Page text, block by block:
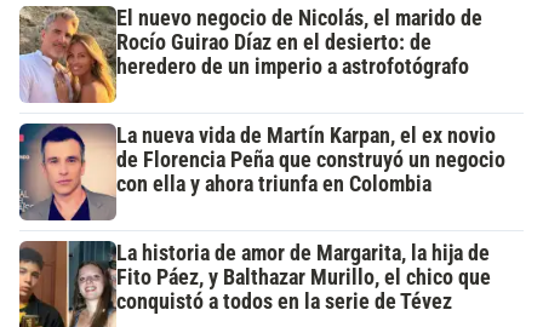
El nuevo negocio de Nicolás, el marido de
Rocío Guirao Díaz en el desierto: de
heredero de un imperio a astrofotógrafo
La nueva vida de Martín Karpan, el ex novio
de Florencia Peña que construyó un negocio
con ella y ahora triunfa en Colombia
La historia de amor de Margarita, la hija de
Fito Páez, y Balthazar Murillo, el chico que
conquistó a todos en la serie de Tévez